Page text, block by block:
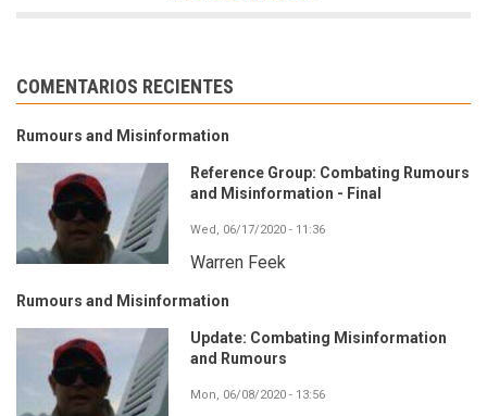
COMENTARIOS RECIENTES
Rumours and Misinformation
Reference Group: Combating Rumours
and Misinformation - Final
Wed, 06/17/2020 - 11:36
Warren Feek
Rumours and Misinformation
Update: Combating Misinformation
and Rumours
Mon, 06/08/2020 - 13:56